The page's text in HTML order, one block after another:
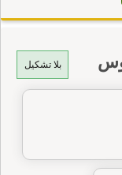
بلا تشكيل